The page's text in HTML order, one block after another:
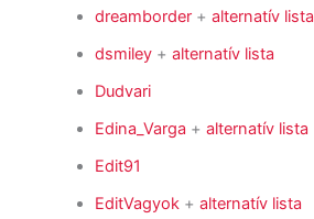
dreamborder +alternatív lista
dsmiley +alternatív lista
Dudvari
Edina_Varga +alternatív lista
Edit91
EditVagyok +alternatív lista